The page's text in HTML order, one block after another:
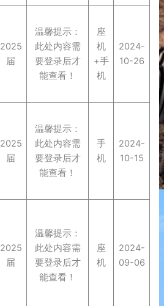
2025
届
温馨提示：
此处内容需
要登录后才
能查看！
座
机
+手
机
2024-
10-26
2025
届
温馨提示：
此处内容需
要登录后才
能查看！
手
机
2024-
10-15
2025
届
温馨提示：
此处内容需
要登录后才
能查看！
座
机
2024-
09-06